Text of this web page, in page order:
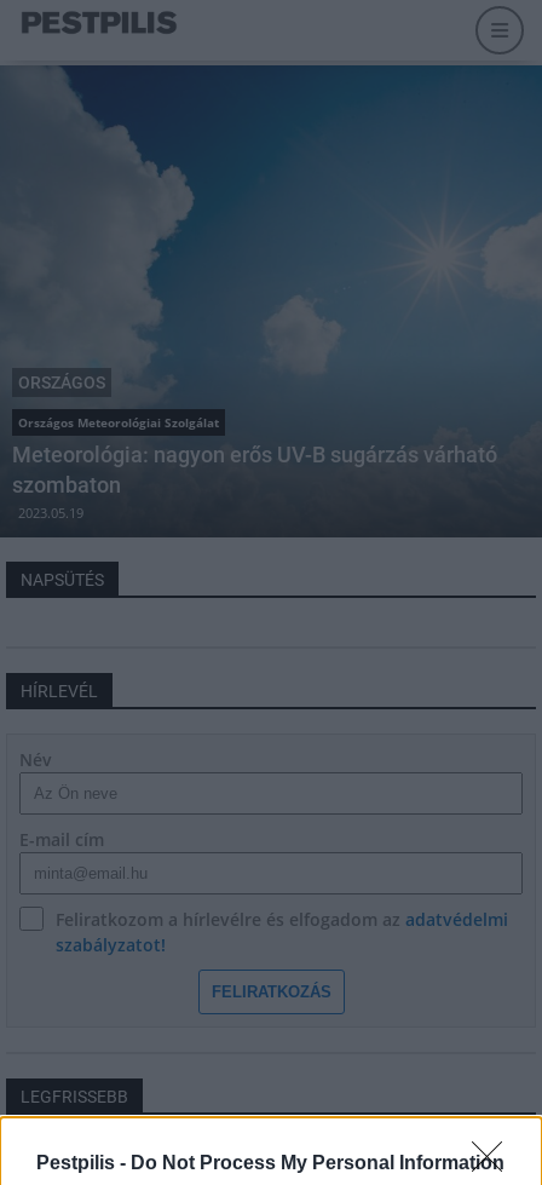
Pestpilis - Do Not Process My Personal Information
ORSZÁGOS
Országos Meteorológiai Szolgálat
Meteorológia: nagyon erős UV-B sugárzás várható
szombaton
2023.05.19
NAPSÜTÉS
HÍRLEVÉL
Név
E-mail cím
Feliratkozom a hírlevélre és elfogadom az adatvédelmi
szabályzatot!
FELIRATKOZÁS
LEGFRISSEBB
Helyi
Amire többmillióan vártunk: szombattól